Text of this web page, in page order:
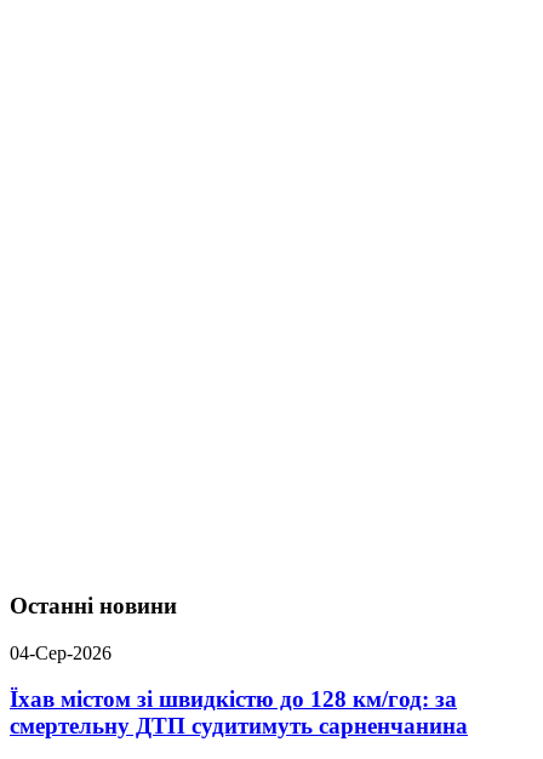
Останні новини
04-Сер-2026
Їхав містом зі швидкістю до 128 км/год: за
смертельну ДТП судитимуть сарненчанина